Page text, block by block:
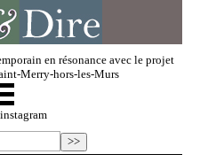
en résonance avec le projet
Merry-hors-les-Murs
& D